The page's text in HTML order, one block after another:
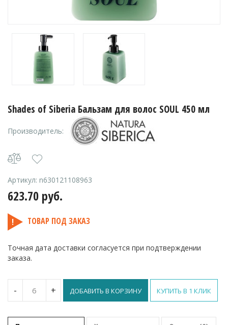
Shades of Siberia Бальзам для волос SOUL 450 мл
Производитель:
Артикул: n630121108963
623.70 руб.
ТОВАР ПОД ЗАКАЗ
Точная дата доставки согласуется при подтверждении
заказа.
-
Shades
of
+ ДОБАВИТЬ В КОРЗИНУ КУПИТЬ В 1 КЛИК